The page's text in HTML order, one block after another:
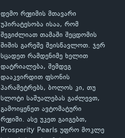
დემო რეჟიმის მთავარი
უპირატესობა ისაა, რომ
შეგიძლიათ თამაში შეცდომის
შიშის გარეშე შეისწავლოთ. ჯერ
სცადეთ რამდენიმე ხელით
დატრიალება, შემდეგ
დააკვირდით ფსონის
პარამეტრებს, ბოლოს კი, თუ
სლოტი საშუალებას გაძლევთ,
გამოიყენეთ ავტომატური
რეჟიმი. ასე უკეთ გაიგებთ,
Prosperity Pearls უფრო მოკლე